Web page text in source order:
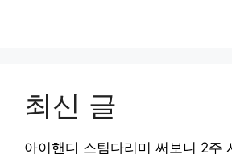
최신 글
아이핸디 스팀다리미 써보니 2주